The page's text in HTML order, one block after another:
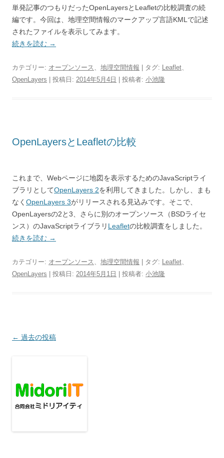
単発記事のつもりだったOpenLayersとLeafletの比較調査の続
編です。今回は、地理空間情報のマークアップ言語KMLで記述
されたファイルを表示してみます。
続きを読む →
カテゴリー: オープンソース 、 地理空間情報 | タグ: Leaflet、
OpenLayers | 投稿日: 2014年5月4日 投稿者: 小池隆
OpenLayersとLeafletの比較
これまで、Webページに地図を表示するためのJavaScriptライ
ブラリとしてOpenLayers 2を利用してきました。しかし、まも
なく OpenLayers 3がリリースされる見込みです。そこで、
OpenLayersの2と3、さらに別のオープンソース（BSDライセ
ンス）のJavaScriptライブラリ Leafletの比較調査をしました。
続きを読む →
カテゴリー: オープンソース 、 地理空間情報 | タグ: Leaflet、
OpenLayers | 投稿日: 2014年5月1日 投稿者: 小池隆
投
ー
← 過去の投稿